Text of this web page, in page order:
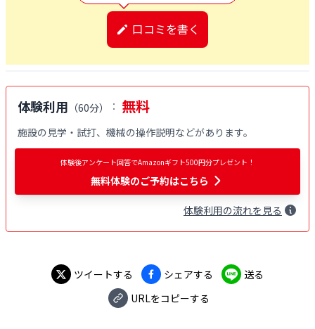
口コミを書く
体験利用 （60分） ： 無料
施設の見学・試打、機械の操作説明などがあります。
体験後アンケート回答でAmazonギフト500円分プレゼント！
無料体験のご予約はこちら
体験利用の流れを見る
ツイートする シェアする
送る
URLをコピーする